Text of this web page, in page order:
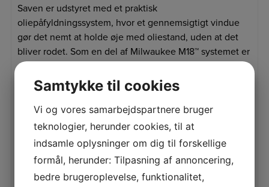
Saven er udstyret med et praktisk
oliepåfyldningssystem, hvor et gennemsigtigt vindue
gør det nemt at holde øje med oliestand, uden at det
bliver rodet. Som en del af Milwaukee M18™ systemet er
denne kædesav kompatibel med alle M18™ batterier,
hvilket gør den til en fleksibel løsning for alle, der
allerede arbejder med Milwaukee-værktøjer.
Relaterede varer
Samtykke til cookies
Vi og vores samarbejdspartnere bruger
teknologier, herunder cookies, til at
indsamle oplysninger om dig til forskellige
formål, herunder: Tilpasning af annoncering,
bedre brugeroplevelse, funktionalitet,